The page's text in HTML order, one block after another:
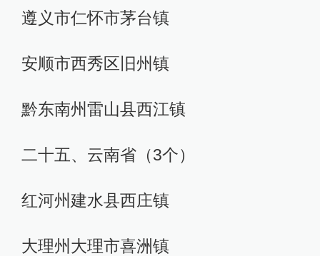
遵义市仁怀市茅台镇
安顺市西秀区旧州镇
黔东南州雷山县西江镇
二十五、云南省（3个）
红河州建水县西庄镇
大理州大理市喜洲镇